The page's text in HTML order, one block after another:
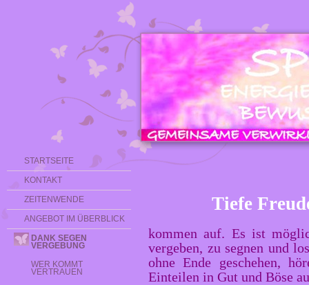
STARTSEITE
KONTAKT
ZEITENWENDE
ANGEBOT IM ÜBERBLICK
DANK SEGEN
VERGEBUNG
WER KOMMT
VERTRAUEN
Tiefe
kommen auf. Es ist
vergeben, zu segnen und
ohne Ende geschehen,
Einteilen in Gut und Böse